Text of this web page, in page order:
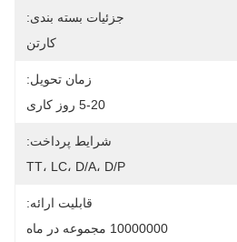
جزئیات بسته بندی:
کارتن
زمان تحویل:
5-20 روز کاری
شرایط پرداخت:
TT، LC، D/A، D/P
قابلیت ارائه:
10000000 مجموعه در ماه